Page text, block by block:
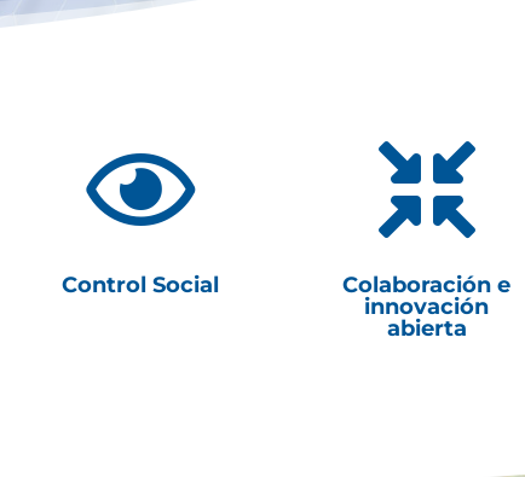

Control Social

Colaboración e
innovación
abierta